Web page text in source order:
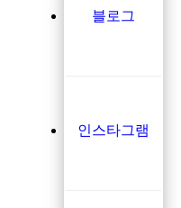
블로그
인스타그램